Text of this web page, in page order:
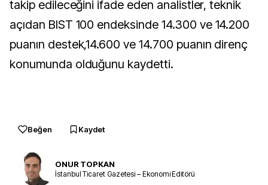
takip edileceğini ifade eden analistler, teknik
açıdan BIST 100 endeksinde 14.300 ve 14.200
puanın destek,14.600 ve 14.700 puanın direnç
konumunda olduğunu kaydetti.
Beğen Kaydet
ONUR TOPKAN
İstanbul Ticaret Gazetesi – Ekonomi Editörü